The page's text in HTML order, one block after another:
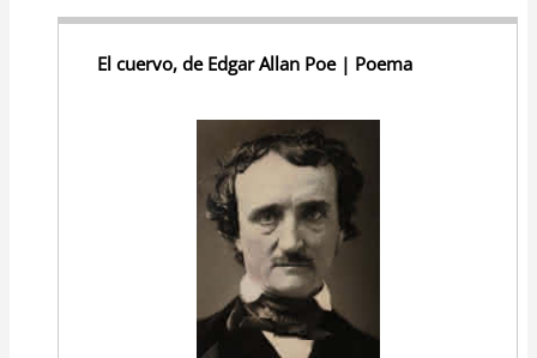
El cuervo, de Edgar Allan Poe | Poema